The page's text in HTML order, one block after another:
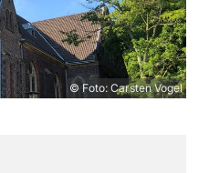
© Foto: Carsten Vogel